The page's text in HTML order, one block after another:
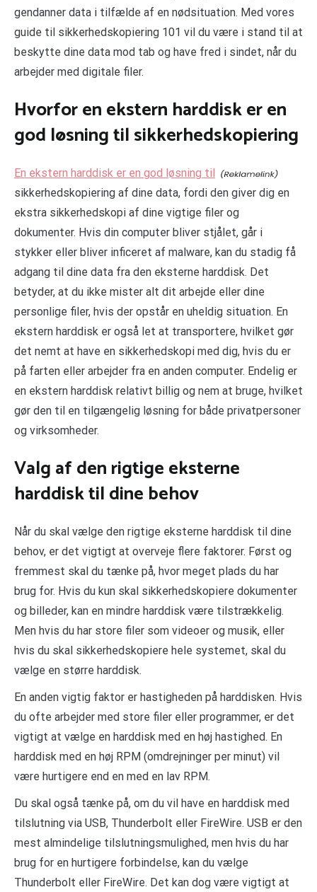
gendanner data i tilfælde af en nødsituation. Med vores
guide til sikkerhedskopiering 101 vil du være i stand til at
beskytte dine data mod tab og have fred i sindet, når du
arbejder med digitale filer.
Hvorfor en ekstern harddisk er en
god løsning til sikkerhedskopiering
En ekstern harddisk er en god løsning til
sikkerhedskopiering af dine data, fordi den giver dig en
ekstra sikkerhedskopi af dine vigtige filer og
dokumenter. Hvis din computer bliver stjålet, går i
stykker eller bliver inficeret af malware, kan du stadig få
adgang til dine data fra den eksterne harddisk. Det
betyder, at du ikke mister alt dit arbejde eller dine
personlige filer, hvis der opstår en uheldig situation. En
ekstern harddisk er også let at transportere, hvilket gør
det nemt at have en sikkerhedskopi med dig, hvis du er
på farten eller arbejder fra en anden computer. Endelig er
en ekstern harddisk relativt billig og nem at bruge, hvilket
gør den til en tilgængelig løsning for både privatpersoner
og virksomheder.
Valg af den rigtige eksterne
harddisk til dine behov
Når du skal vælge den rigtige eksterne harddisk til dine
behov, er det vigtigt at overveje flere faktorer. Først og
fremmest skal du tænke på, hvor meget plads du har
brug for. Hvis du kun skal sikkerhedskopiere dokumenter
og billeder, kan en mindre harddisk være tilstrækkelig.
Men hvis du har store filer som videoer og musik, eller
hvis du skal sikkerhedskopiere hele systemet, skal du
vælge en større harddisk.
En anden vigtig faktor er hastigheden på harddisken. Hvis
du ofte arbejder med store filer eller programmer, er det
vigtigt at vælge en harddisk med en høj hastighed. En
harddisk med en høj RPM (omdrejninger per minut) vil
være hurtigere end en med en lav RPM.
Du skal også tænke på, om du vil have en harddisk med
tilslutning via USB, Thunderbolt eller FireWire. USB er den
mest almindelige tilslutningsmulighed, men hvis du har
brug for en hurtigere forbindelse, kan du vælge
Thunderbolt eller FireWire. Det kan dog være vigtigt at